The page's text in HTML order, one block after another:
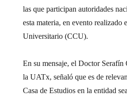
las que participan autoridades
esta materia, en evento realizado
Universitario (CCU).
En su mensaje, el Doctor
la UATx, señaló que es de
Casa de Estudios en la entidad